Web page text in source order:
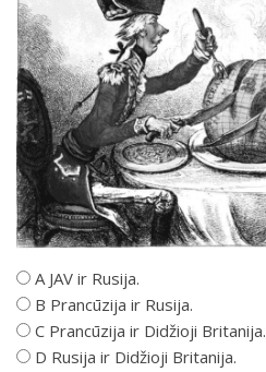
A JAV ir Rusija.
B Prancūzija ir Rusija.
C Prancūzija ir Didžioji Britanija.
D Rusija ir Didžioji Britanija.